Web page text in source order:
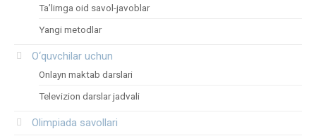
Ta’limga oid savol-javoblar
Yangi metodlar
O‘quvchilar uchun
Onlayn maktab darslari
Televizion darslar jadvali
Olimpiada savollari